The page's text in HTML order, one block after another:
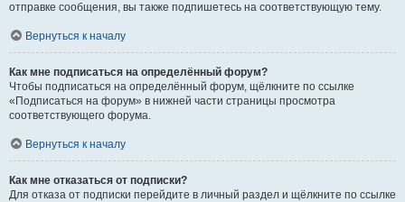
отправке сообщения, вы также подпишетесь на соответствующую тему.
Вернуться к началу
Как мне подписаться на определённый форум?
Чтобы подписаться на определённый форум, щёлкните по ссылке
«Подписаться на форум» в нижней части страницы просмотра
соответствующего форума.
Вернуться к началу
Как мне отказаться от подписки?
Для отказа от подписки перейдите в личный раздел и щёлкните по ссылке